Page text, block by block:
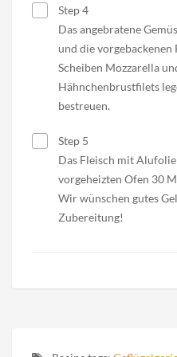
Step 4
Das angebratene
und die vorgebackenen
Scheiben Mozzarella
Hähnchenbrustfilets
bestreuen.
Step 5
Das Fleisch mit
vorgeheizten Ofen 30
Wir wünschen gutes
Zubereitung!